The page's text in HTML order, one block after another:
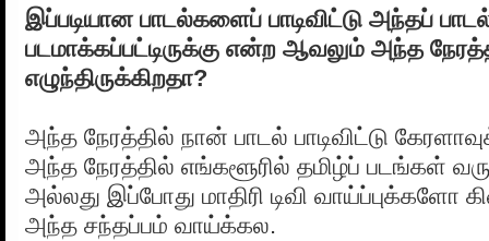
இப்படியான பாடல்களைப் பாடிவிட்டு அந்தப் பாடல்
படமாக்கப்பட்டிருக்கு என்ற ஆவலும் அந்த
எழுந்திருக்கிறதா?
அந்த நேரத்தில் நான் பாடல் பாடிவிட்டு
அந்த நேரத்தில் எங்களூரில் தமிழ்ப் படங்கள்
அல்லது இப்போது மாதிரி டிவி வாய்ப்புக்களோ
அந்த சந்தப்பம் வாய்க்கல.